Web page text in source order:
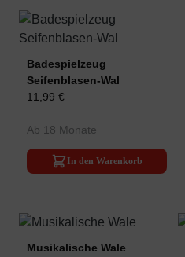
Badespielzeug
Seifenblasen-Wal
11,99 €
Ab 18 Monate
In den Warenkorb
Musikalische Wale